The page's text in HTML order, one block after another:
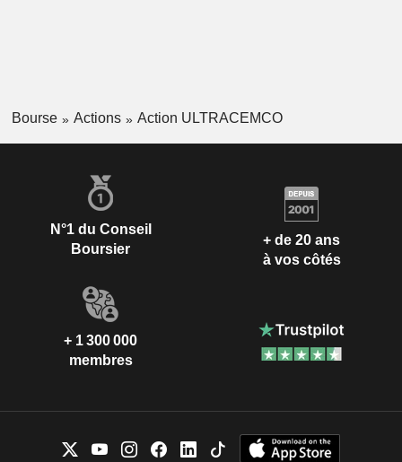
Bourse Actions Action ULTRACEMCO
N°1 du Conseil
Boursier
+ de 20 ans
à vos côtés
+ 1 300 000
membres